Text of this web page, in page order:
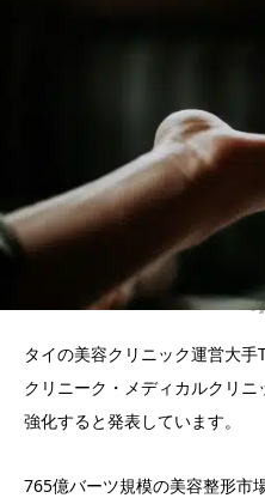
タイの美容クリニック運営大
クリニーク・メディカルクリ
強化すると発表しています。
765億バーツ規模の美容整形市